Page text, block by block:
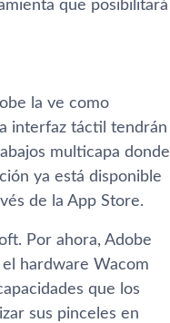
que posibilitará
la ve como
interfaz táctil tendrán
multicapa donde
ya está disponible
de la App Store.
Por ahora, Adobe
hardware Wacom
que los
sus pinceles en